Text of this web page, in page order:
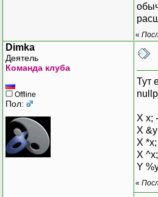
«
Dimka
Деятель
Команда клуба
Offline
Пол:
Тут
X x;
X
X
X
Y
«